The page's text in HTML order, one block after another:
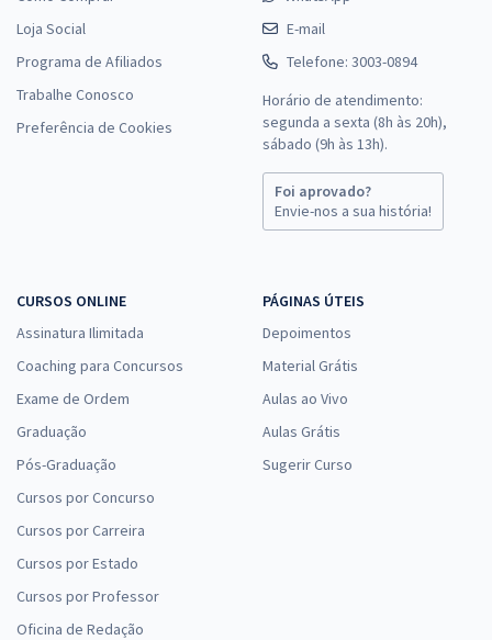
Loja Social
Programa de Afiliados
Trabalhe Conosco
Preferência de Cookies
E-mail
Telefone: 3003-0894
Horário de atendimento:
segunda a sexta (8h às 20h),
sábado (9h às 13h).
Foi aprovado?
Envie-nos a sua história!
CURSOS ONLINE
Assinatura Ilimitada
Coaching para Concursos
Exame de Ordem
Graduação
Pós-Graduação
Cursos por Concurso
Cursos por Carreira
Cursos por Estado
Cursos por Professor
Oficina de Redação
PÁGINAS ÚTEIS
Depoimentos
Material Grátis
Aulas ao Vivo
Aulas Grátis
Sugerir Curso